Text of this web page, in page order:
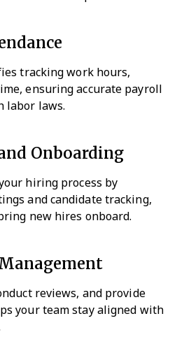
tracking work hours,
ensuring accurate payroll
labor laws.
Onboarding
hiring process by
and candidate tracking,
new hires onboard.
reviews, and provide
your team stay aligned with